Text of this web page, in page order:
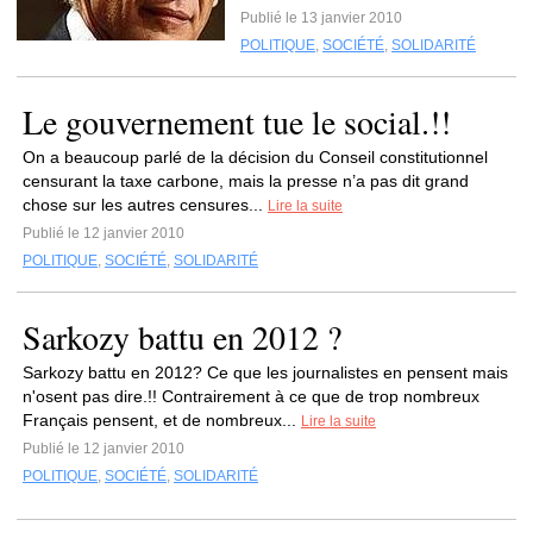
Publié le 13 janvier 2010
POLITIQUE, SOCIÉTÉ, SOLIDARITÉ
Le gouvernement tue le social.!!
On a beaucoup parlé de la décision du Conseil constitutionnel
censurant la taxe carbone, mais la presse n’a pas dit grand
chose sur les autres censures...
Lire la suite
Publié le 12 janvier 2010
POLITIQUE, SOCIÉTÉ, SOLIDARITÉ
Sarkozy battu en 2012 ?
Sarkozy battu en 2012? Ce que les journalistes en pensent mais
n'osent pas dire.!! Contrairement à ce que de trop nombreux
Français pensent, et de nombreux...
Lire la suite
Publié le 12 janvier 2010
POLITIQUE, SOCIÉTÉ, SOLIDARITÉ